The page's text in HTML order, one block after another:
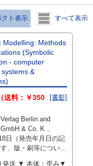
クト表示 すべて表示
Modelling: Methods
(Symbolic
- computer
&
[書影]
（送料：￥350
Verlag Berlin and
& Co. K 、
日（発売年月日の記
、版・刷等について
発送 ▼ 本体：歪み▼